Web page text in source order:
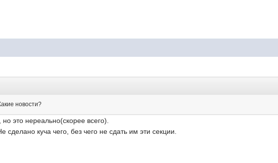
новости?
это нереально(скорее всего).
куча чего, без чего не сдать им эти секции.